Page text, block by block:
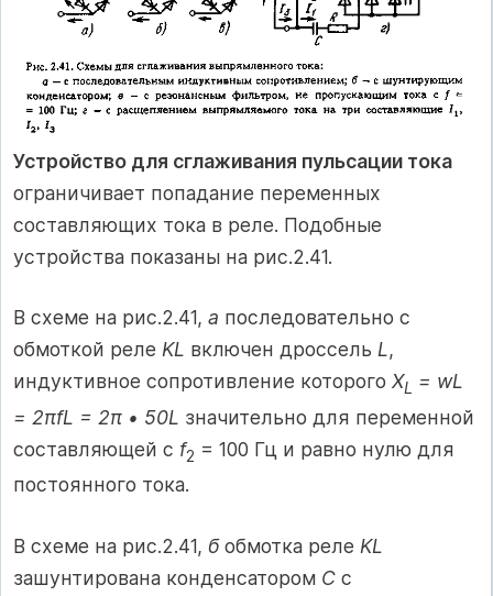
Устройство для сглаживания пульсации тока
ограничивает попадание переменных
составляющих тока в реле. Подобные
устройства показаны на рис.2.41.
В схеме на рис.2.41, а последовательно с
обмоткой реле KL включен дроссель L,
индуктивное сопротивление которого XL = wL
= 2πfL = 2π • 50L значительно для переменной
составляющей с f2 = 100 Гц и равно нулю для
постоянного тока.
В схеме на рис.2.41, бобмотка реле KL
зашунтирована конденсатором С с